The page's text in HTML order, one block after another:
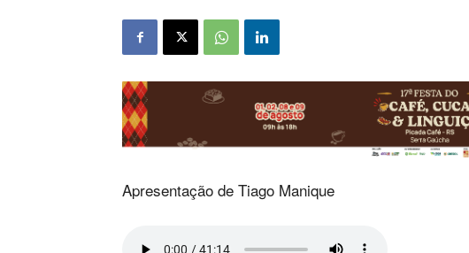
Apresentação de Tiago Manique